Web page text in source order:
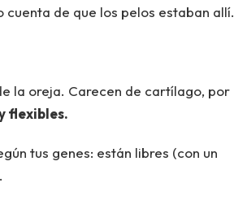
de que los pelos estaban allí.
la oreja. Carecen de cartílago, por
flexibles.
tus genes: están libres (con un